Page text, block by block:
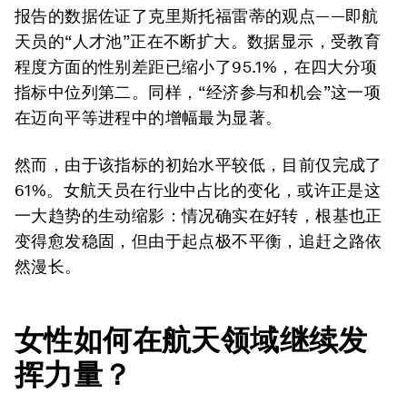
报告的数据佐证了克里斯托福雷蒂的观点——即航
天员的“人才池”正在不断扩大。数据显示，受教育
程度方面的性别差距已缩小了95.1%，在四大分项
指标中位列第二。同样，“经济参与和机会”这一项
在迈向平等进程中的增幅最为显著。
然而，由于该指标的初始水平较低，目前仅完成了
61%。女航天员在行业中占比的变化，或许正是这
一大趋势的生动缩影：情况确实在好转，根基也正
变得愈发稳固，但由于起点极不平衡，追赶之路依
然漫长。
女性如何在航天领域继续发
挥力量？